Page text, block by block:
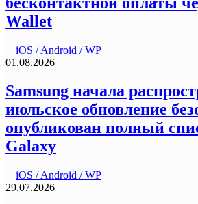
Wallet
iOS / Android / WP
01.08.2026
Samsung начала
июльское обновление
опубликован полный
Galaxy
iOS / Android / WP
29.07.2026